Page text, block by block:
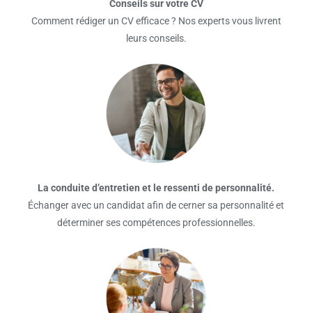
Conseils sur votre CV
Comment rédiger un CV efficace ? Nos experts vous livrent
leurs conseils.
La conduite d’entretien et le ressenti de personnalité.
Échanger avec un candidat afin de cerner sa personnalité et
déterminer ses compétences professionnelles.